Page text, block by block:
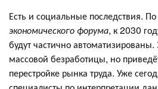
Есть и социальные последствия.
экономического форума, к 2030
будут частично автоматизированы.
массовой безработицы, но
перестройке рынка труда. Уже